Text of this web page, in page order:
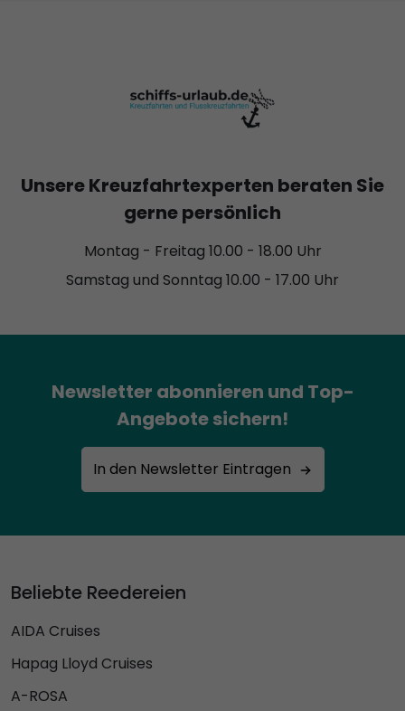
Unsere Kreuzfahrtexperten beraten Sie
gerne persönlich
Montag - Freitag 10.00 - 18.00 Uhr
Samstag und Sonntag 10.00 - 17.00 Uhr
Newsletter abonnieren und Top-
Angebote sichern!
In den Newsletter Eintragen
Beliebte Reedereien
AIDA Cruises
Hapag Lloyd Cruises
A-ROSA